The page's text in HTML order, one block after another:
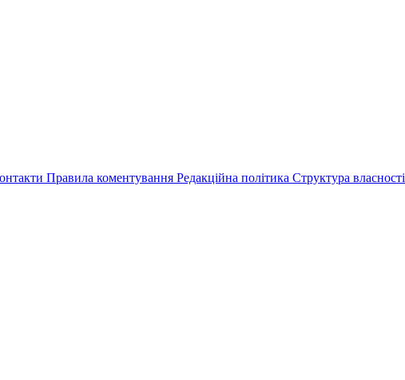
Правила коментування Редакційна політика Структура власності